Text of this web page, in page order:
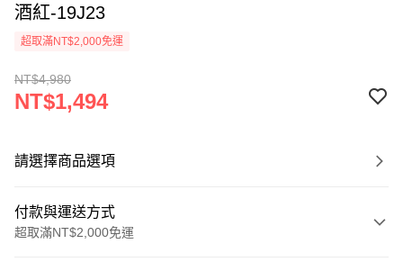
酒紅-19J23
超取滿NT$2,000免運
NT$4,980
NT$1,494
請選擇商品選項
付款與運送方式
超取滿NT$2,000免運